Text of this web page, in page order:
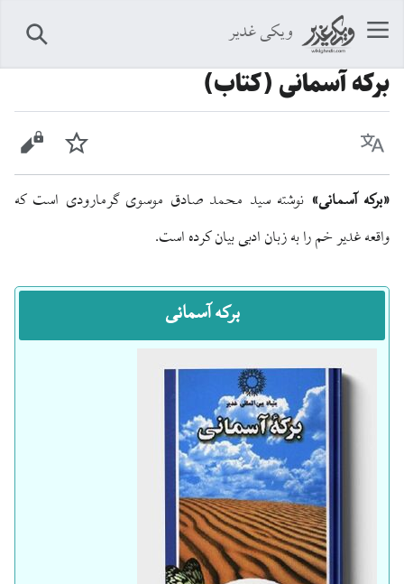
ویکی غدیر
برکه آسمانی (کتاب)
زبان پیگیری
«برکه آسمانی» نوشته سید محمد صادق موسوی گرمارودی است که
واقعه غدیر خم را به زبان ادبی بیان کرده است.
برکه آسمانی